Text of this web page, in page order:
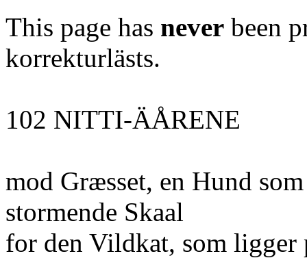
This page has never been
korrekturlästs.
102 NITTI-ÄÅRENE
mod Græsset, en Hund
stormende Skaal
for den Vildkat, som ligger